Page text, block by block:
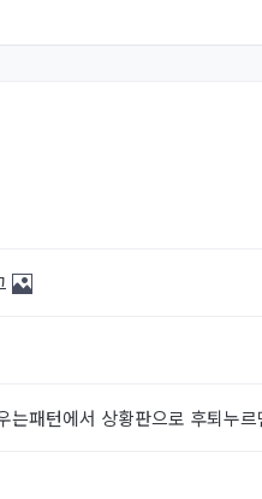
는패턴에서 상황판으로 후퇴누